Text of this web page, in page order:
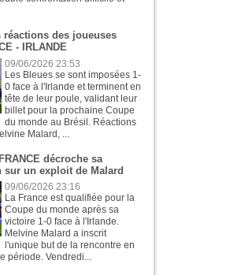
réactions des joueuses
- IRLANDE
09/06/2026 23:53
Les Bleues se sont imposées 1-
0 face à l'Irlande et terminent en
tête de leur poule, validant leur
billet pour la prochaine Coupe
du monde au Brésil. Réactions
Malard, ...
décroche sa
un exploit de Malard
09/06/2026 23:16
La France est qualifiée pour la
Coupe du monde après sa
victoire 1-0 face à l'Irlande.
Melvine Malard a inscrit
l'unique but de la rencontre en
période. Vendredi...